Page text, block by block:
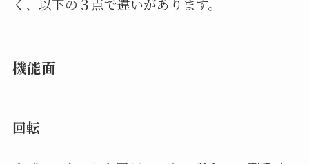
く、以下の３点で違いがあります。
機能面
回転